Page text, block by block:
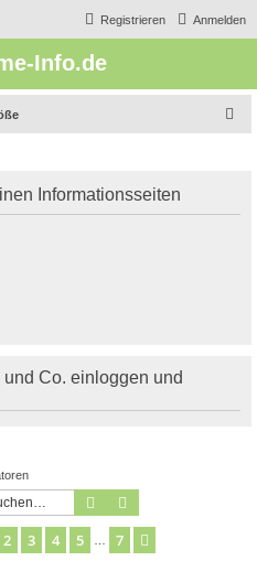
Anmelden
Registrieren
Info.de
e
Informationsseiten
Co. einloggen und
Suche
1von
2 3 4 5 7